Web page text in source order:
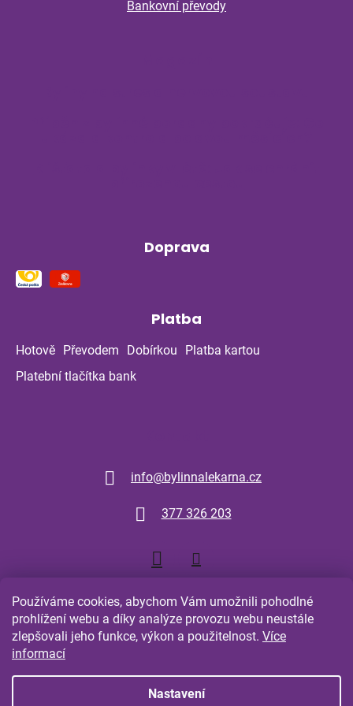
Používáme cookies, abychom Vám umožnili pohodlné
prohlížení webu a díky analýze provozu webu neustále
zlepšovali jeho funkce, výkon a použitelnost. Více
informací
Nastavení
Bankovní převody
Doprava
Platba
Hotově Převodem Dobírkou
Platba kartou
Platební tlačítka bank
info@bylinnalekarna.cz
377 326 203
Shoptet.cz Comgate.cz